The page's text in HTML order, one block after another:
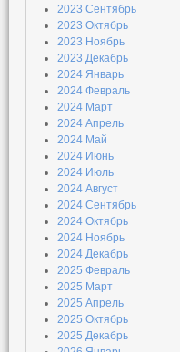
2023 Сентябрь
2023 Октябрь
2023 Ноябрь
2023 Декабрь
2024 Январь
2024 Февраль
2024 Март
2024 Апрель
2024 Май
2024 Июнь
2024 Июль
2024 Август
2024 Сентябрь
2024 Октябрь
2024 Ноябрь
2024 Декабрь
2025 Февраль
2025 Март
2025 Апрель
2025 Октябрь
2025 Декабрь